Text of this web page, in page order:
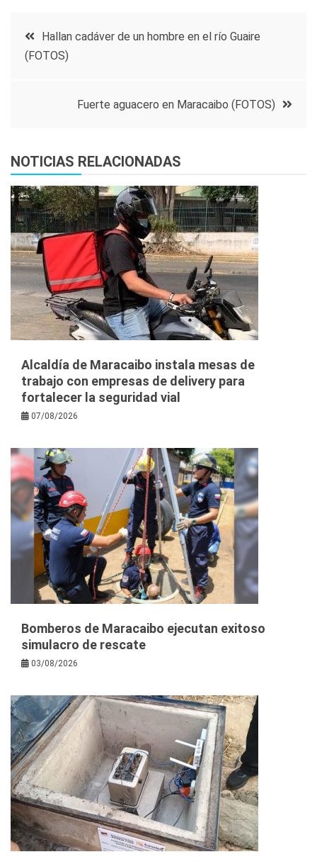
Navegación
de
entradas
Hallan cadáver de un hombre en el río Guaire
(FOTOS)
Fuerte aguacero en Maracaibo (FOTOS)
NOTICIAS RELACIONADAS
Alcaldía de Maracaibo instala mesas de
trabajo con empresas de delivery para
fortalecer la seguridad vial
07/08/2026
Bomberos de Maracaibo ejecutan exitoso
simulacro de rescate
03/08/2026